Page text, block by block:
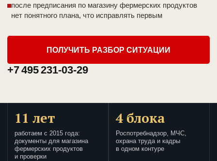
после предписания по магазину фермерских продуктов
нет понятного плана, что исправлять первым
ПОЛУЧИТЬ РАЗБОР СИТУАЦИИ
+7 495 231-03-29
11 лет
работаем с 2015 года:
документы для магазина
фермерских продуктов
и проверки
4 блока
Роспотребнадзор, МЧС,
охрана труда и кадры
в одном контуре